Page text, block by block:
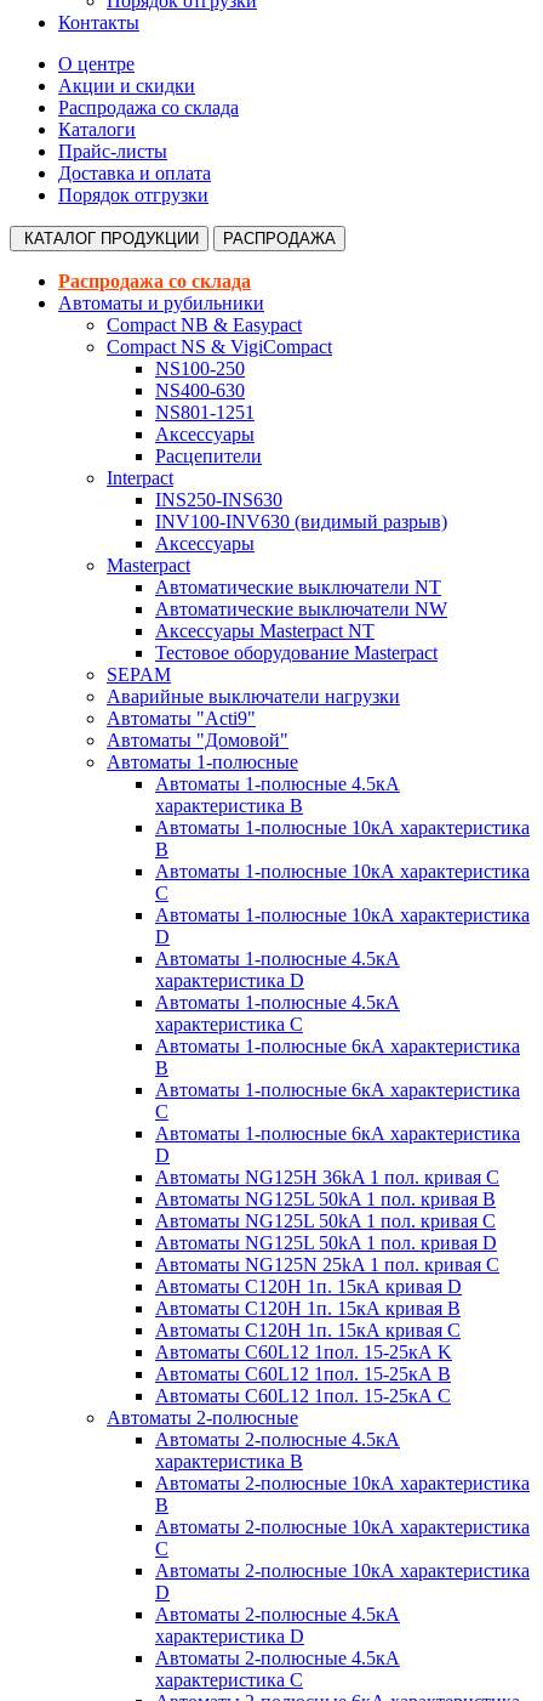
Контакты
О центре
Акции и скидки
Распродажа со склада
Каталоги
Прайс-листы
Доставка и оплата
Порядок отгрузки
КАТАЛОГ ПРОДУКЦИИ РАСПРОДАЖА
Распродажа со склада
Автоматы и рубильники
Compact NB & Easypact
Compact NS & VigiCompact
NS100-250
NS400-630
NS801-1251
Аксессуары
Расцепители
Interpact
INS250-INS630
INV100-INV630 (видимый разрыв)
Аксессуары
Masterpact
Автоматические выключатели NT
Автоматические выключатели NW
Аксессуары Masterpact NT
Тестовое оборудование Masterpact
SEPAM
Аварийные выключатели нагрузки
Автоматы "Acti9"
Автоматы "Домовой"
Автоматы 1-полюсные
Автоматы 1-полюсные 4.5кА
характеристика В
Автоматы 1-полюсные 10кА характеристика
B
Автоматы 1-полюсные 10кА характеристика
C
Автоматы 1-полюсные 10кА характеристика
D
Автоматы 1-полюсные 4.5кА
характеристика D
Автоматы 1-полюсные 4.5кА
характеристика С
Автоматы 1-полюсные 6кА характеристика
B
Автоматы 1-полюсные 6кА характеристика
C
Автоматы 1-полюсные 6кА характеристика
D
Автоматы NG125H 36kA 1 пол. кривая C
Автоматы NG125L 50kA 1 пол. кривая B
Автоматы NG125L 50kA 1 пол. кривая C
Автоматы NG125L 50kA 1 пол. кривая D
Автоматы NG125N 25kA 1 пол. кривая C
Автоматы С120H 1п. 15кА кривая D
Автоматы С120H 1п. 15кА кривая В
Автоматы С120H 1п. 15кА кривая С
Автоматы С60L12 1пол. 15-25кА K
Автоматы С60L12 1пол. 15-25кА В
Автоматы С60L12 1пол. 15-25кА С
Автоматы 2-полюсные
Автоматы 2-полюсные 4.5кА
характеристика В
Автоматы 2-полюсные 10кА характеристика
B
Автоматы 2-полюсные 10кА характеристика
C
Автоматы 2-полюсные 10кА характеристика
D
Автоматы 2-полюсные 4.5кА
характеристика D
Автоматы 2-полюсные 4.5кА
характеристика С